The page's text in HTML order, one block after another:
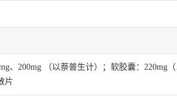
、200mg （以萘普生计）；软胶囊：220mg
片